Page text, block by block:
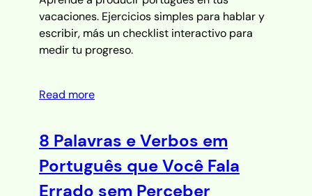
vacaciones. Ejercicios simples para hablar y
escribir, más un checklist interactivo para
medir tu progreso.
Read more
8 Palavras e Verbos em
Português que Você Fala
Errado sem Perceber